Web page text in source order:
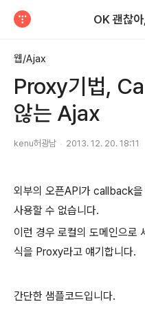
OK 괜찮
웹/Ajax
Proxy기법,
않는 Ajax
kenu허광남 2013. 12. 20. 18:11
외부의 오픈API가 callback
사용할 수 없습니다.
이런 경우 로컬의 도메인으로
식을 Proxy라고 얘기합니다.
간단한 샘플코드입니다.